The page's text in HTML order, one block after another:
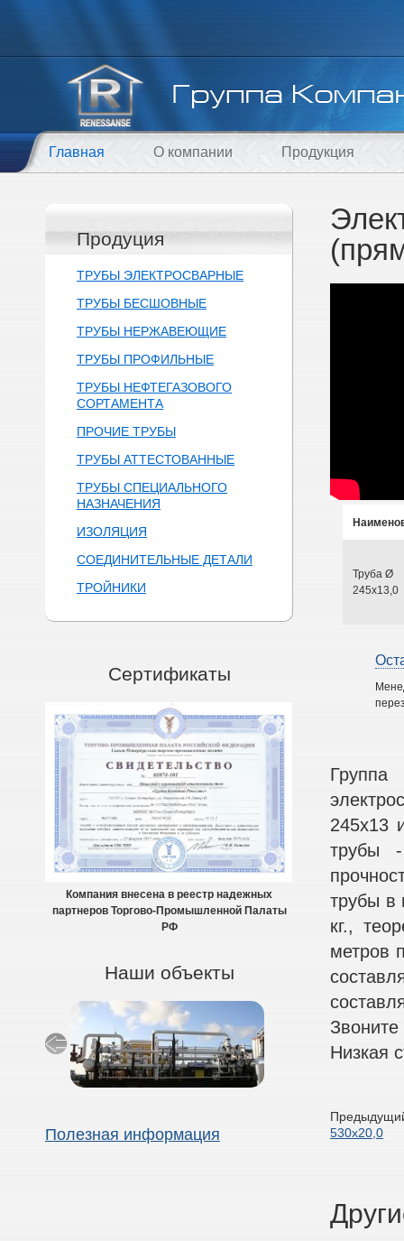
Главная О компании Продукция
Продуция
ТРУБЫ ЭЛЕКТРОСВАРНЫЕ
ТРУБЫ БЕСШОВНЫЕ
ТРУБЫ НЕРЖАВЕЮЩИЕ
ТРУБЫ ПРОФИЛЬНЫЕ
ТРУБЫ НЕФТЕГАЗОВОГО
СОРТАМЕНТА
ПРОЧИЕ ТРУБЫ
ТРУБЫ АТТЕСТОВАННЫЕ
ТРУБЫ СПЕЦИАЛЬНОГО
НАЗНАЧЕНИЯ
ИЗОЛЯЦИЯ
СОЕДИНИТЕЛЬНЫЕ ДЕТАЛИ
ТРОЙНИКИ
Сертификаты
Компания внесена в реестр надежных
партнеров Торгово-Промышленной Палаты
РФ
Наши объекты
Полезная информация
Труба Ø
245х13,0
Группа
245х13
трубы
трубы в
кг.,
метров
Низкая
530х20,0